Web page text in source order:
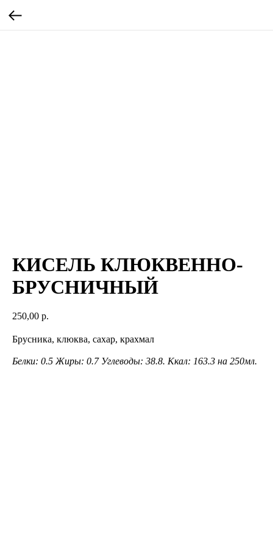
КИСЕЛЬ КЛЮКВЕННО-
БРУСНИЧНЫЙ
250,00 р.
Брусника, клюква, сахар, крахмал
Белки: 0.5 Жиры: 0.7 Углеводы: 38.8. Ккал: 163.3 на 250мл.